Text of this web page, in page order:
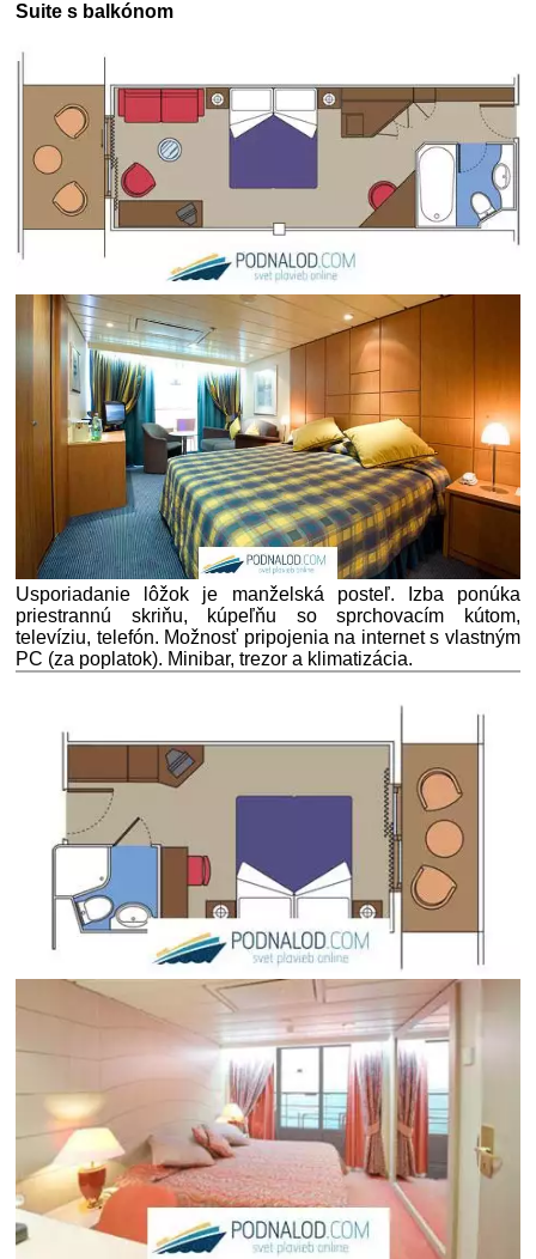
Suite s balkónom
Usporiadanie lôžok je manželská posteľ. Izba ponúka
priestrannú skriňu, kúpeľňu so sprchovacím kútom,
televíziu, telefón. Možnosť pripojenia na internet s vlastným
PC (za poplatok). Minibar, trezor a klimatizácia.